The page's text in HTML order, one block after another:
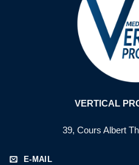
VERTICAL
39, Cours Albert
E-MAIL